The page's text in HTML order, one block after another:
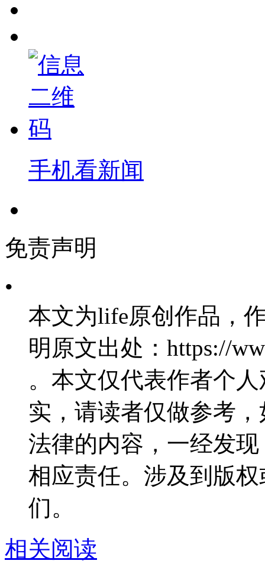
手机看新闻
免责声明
•
本文为life原创作品，
明原文出处：https://
。本文仅代表作者个
实，请读者仅做参考
法律的内容，一经发
相应责任。涉及到版
们。
相关阅读